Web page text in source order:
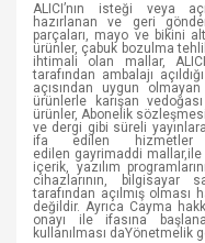
ALICI’nın isteği veya
hazırlanan ve geri
parçaları, mayo ve bikini
ürünler, çabuk bozulma
ihtimali olan mallar,
tarafından ambalajı
açısından uygun
ürünlerle karışan
ürünler, Abonelik
ve dergi gibi süreli
ifa edilen hizmetler
edilen gayrimaddi mallar,ile
içerik, yazılım
cihazlarının, bilgisayar
tarafından açılmış
değildir. Ayrıca Cayma
onayı ile ifasına
kullanılması daYönetmelik